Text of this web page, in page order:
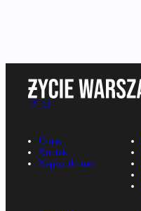
O nas
Kontakt
Napisz do nas